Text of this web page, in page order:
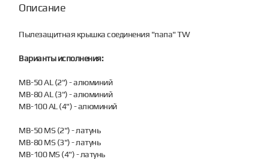
Описание
Пылезащитная крышка соединения "папа" TW
Варианты исполнения:
MB-50 AL (2") - алюминий
MB-80 AL (3") - алюминий
MB-100 AL (4") - алюминий
MB-50 MS (2") - латунь
MB-80 MS (3") - латунь
MB-100 MS (4") - латунь